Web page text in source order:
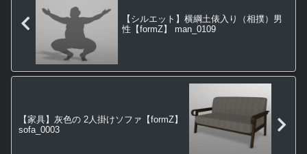
【シルエット】横綱土俵入り（相撲）男
性【formZ】 man_0109
【家具】灰色の 2人掛けソファ【formZ】
sofa_0003